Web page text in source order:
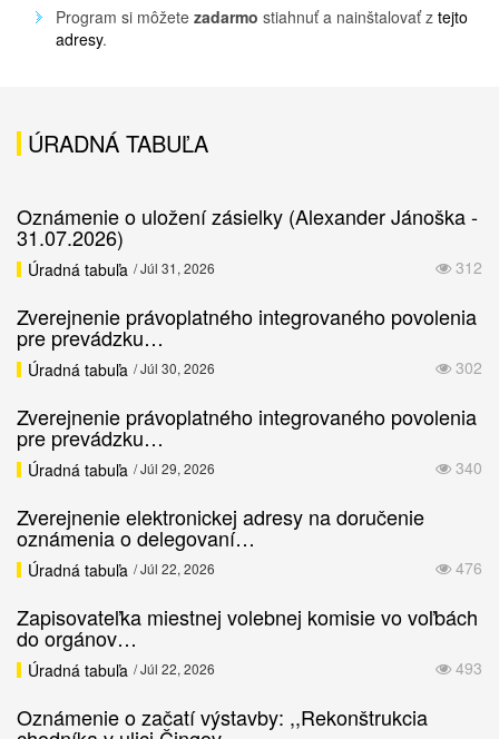
Program si môžete zadarmo stiahnuť a nainštalovať z tejto
adresy.
ÚRADNÁ TABUĽA
Oznámenie o uložení zásielky (Alexander Jánoška -
31.07.2026)
312
Úradná tabuľa / Júl 31, 2026
Zverejnenie právoplatného integrovaného povolenia
pre prevádzku…
302
Úradná tabuľa / Júl 30, 2026
Zverejnenie právoplatného integrovaného povolenia
pre prevádzku…
340
Úradná tabuľa / Júl 29, 2026
Zverejnenie elektronickej adresy na doručenie
oznámenia o delegovaní…
476
Úradná tabuľa / Júl 22, 2026
Zapisovateľka miestnej volebnej komisie vo voľbách
do orgánov…
493
Úradná tabuľa / Júl 22, 2026
Oznámenie o začatí výstavby: ,,Rekonštrukcia